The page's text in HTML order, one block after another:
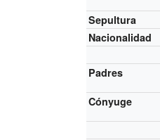
Sepultura
Nacionalidad
Padres
Cónyuge